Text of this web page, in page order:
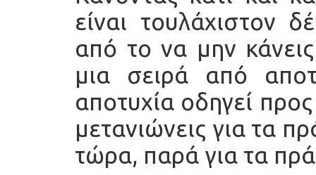
είναι τουλάχιστον
από το να μην κάνεις
μια σειρά από
αποτυχία οδηγεί
μετανιώνεις για τα
τώρα, παρά για τα